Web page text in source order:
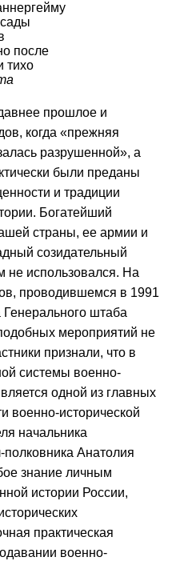
после
тихо
прошлое и
когда «прежняя
разрушенной», а
были преданы
и традиции
Богатейший
страны, ее армии и
созидательный
не использовался. На
проводившемся в 1991
Генерального штаба
мероприятий не
признали, что в
системы военно-
одной из главных
военно-исторической
начальника
полковника Анатолия
знание личным
истории России,
практическая
военно-